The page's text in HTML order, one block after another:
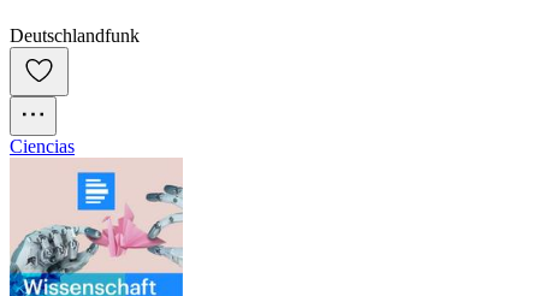
Deutschlandfunk
Ciencias